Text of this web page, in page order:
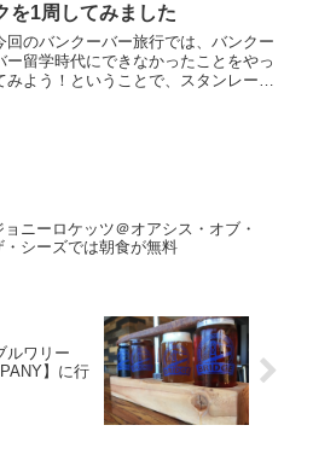
を1周してみました
回のバンクーバー旅行では、バンクー
ー留学時代にできなかったことをやっ
みよう！ということで、スタンレーパ
ョニーロケッツ＠オアシス・オブ・
・シーズでは朝食が無料
ルワリー
】に行